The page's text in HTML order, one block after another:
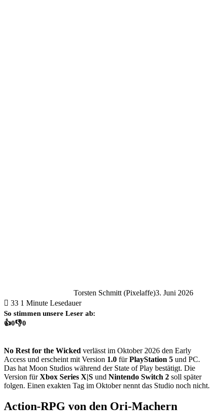
Torsten Schmitt (Pixelaffe)3. Juni 2026
33 1 Minute Lesedauer
So stimmen unsere Leser ab:
👍0👎0
No Rest for the Wicked verlässt im Oktober 2026 den Early
Access und erscheint mit Version 1.0 fürPlayStation 5 und PC.
Das hat Moon Studios während der State of Play bestätigt. Die
Version fürXbox Series X|S und Nintendo Switch 2 soll später
folgen. Einen exakten Tag im Oktober nennt das Studio noch nicht.
Action-RPG von den Ori-Machern